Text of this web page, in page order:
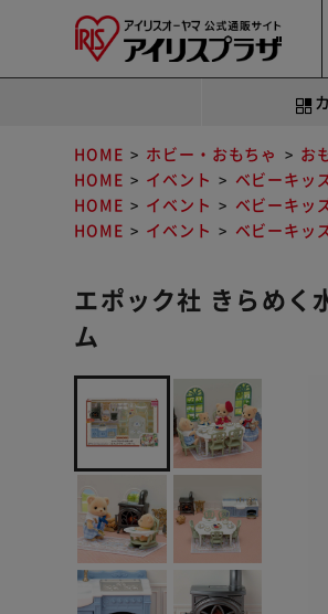
HOME ホビー・おもちゃ お
HOME
イベント ベビーキッ
HOME
イベント ベビーキッ
HOME
イベント ベビーキッ
エポック社 きらめく
ム